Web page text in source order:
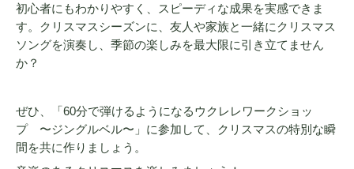
初心者にもわかりやすく、スピーディな成果を実感できま
す。クリスマスシーズンに、友人や家族と一緒にクリスマス
ソングを演奏し、季節の楽しみを最大限に引き立てません
か？
ぜひ、「60分で弾けるようになるウクレレワークショッ
プ 〜ジングルベル〜」に参加して、クリスマスの特別な瞬
間を共に作りましょう。